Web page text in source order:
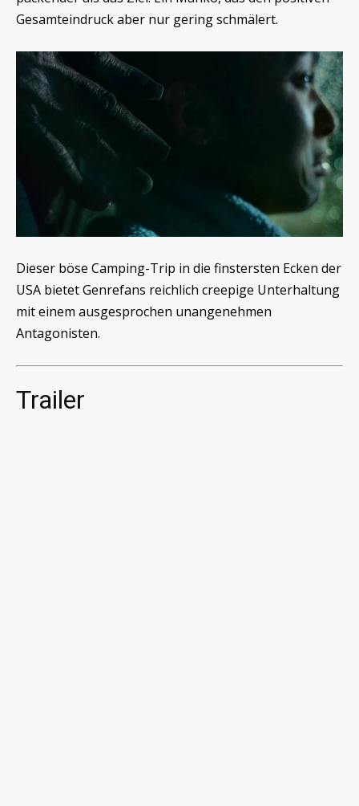
Gesamteindruck aber nur gering schmälert.
Dieser böse Camping-Trip in die finstersten Ecken der
USA bietet Genrefans reichlich creepige Unterhaltung
mit einem ausgesprochen unangenehmen
Antagonisten.
Trailer